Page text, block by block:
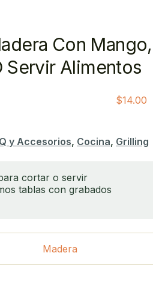
Con Mango,
Servir Alimentos
$14.00
y Accesorios, Cocina, Grilling
cortar o servir
tablas con grabados
Madera